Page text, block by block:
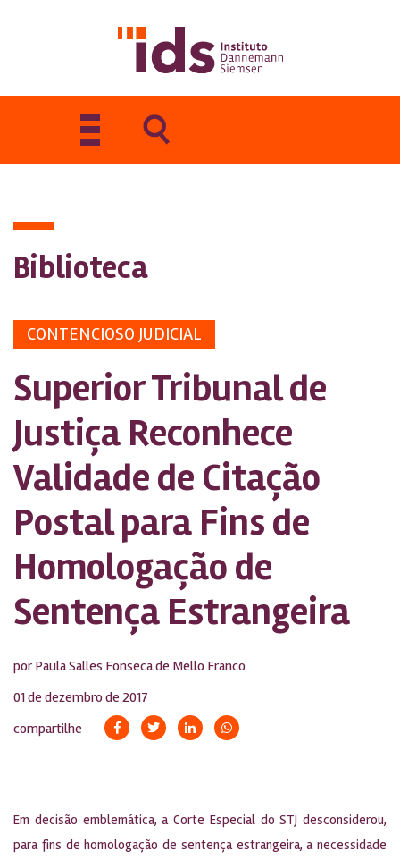
Toggle
navigation
Biblioteca
CONTENCIOSO JUDICIAL
Superior Tribunal de
Justiça Reconhece
Validade de Citação
Postal para Fins de
Homologação de
Sentença Estrangeira
por Paula Salles Fonseca de Mello Franco
01 de dezembro de 2017
compartilhe
Em decisão emblemática, a Corte Especial do STJ desconsiderou,
para fins de homologação de sentença estrangeira, a necessidade